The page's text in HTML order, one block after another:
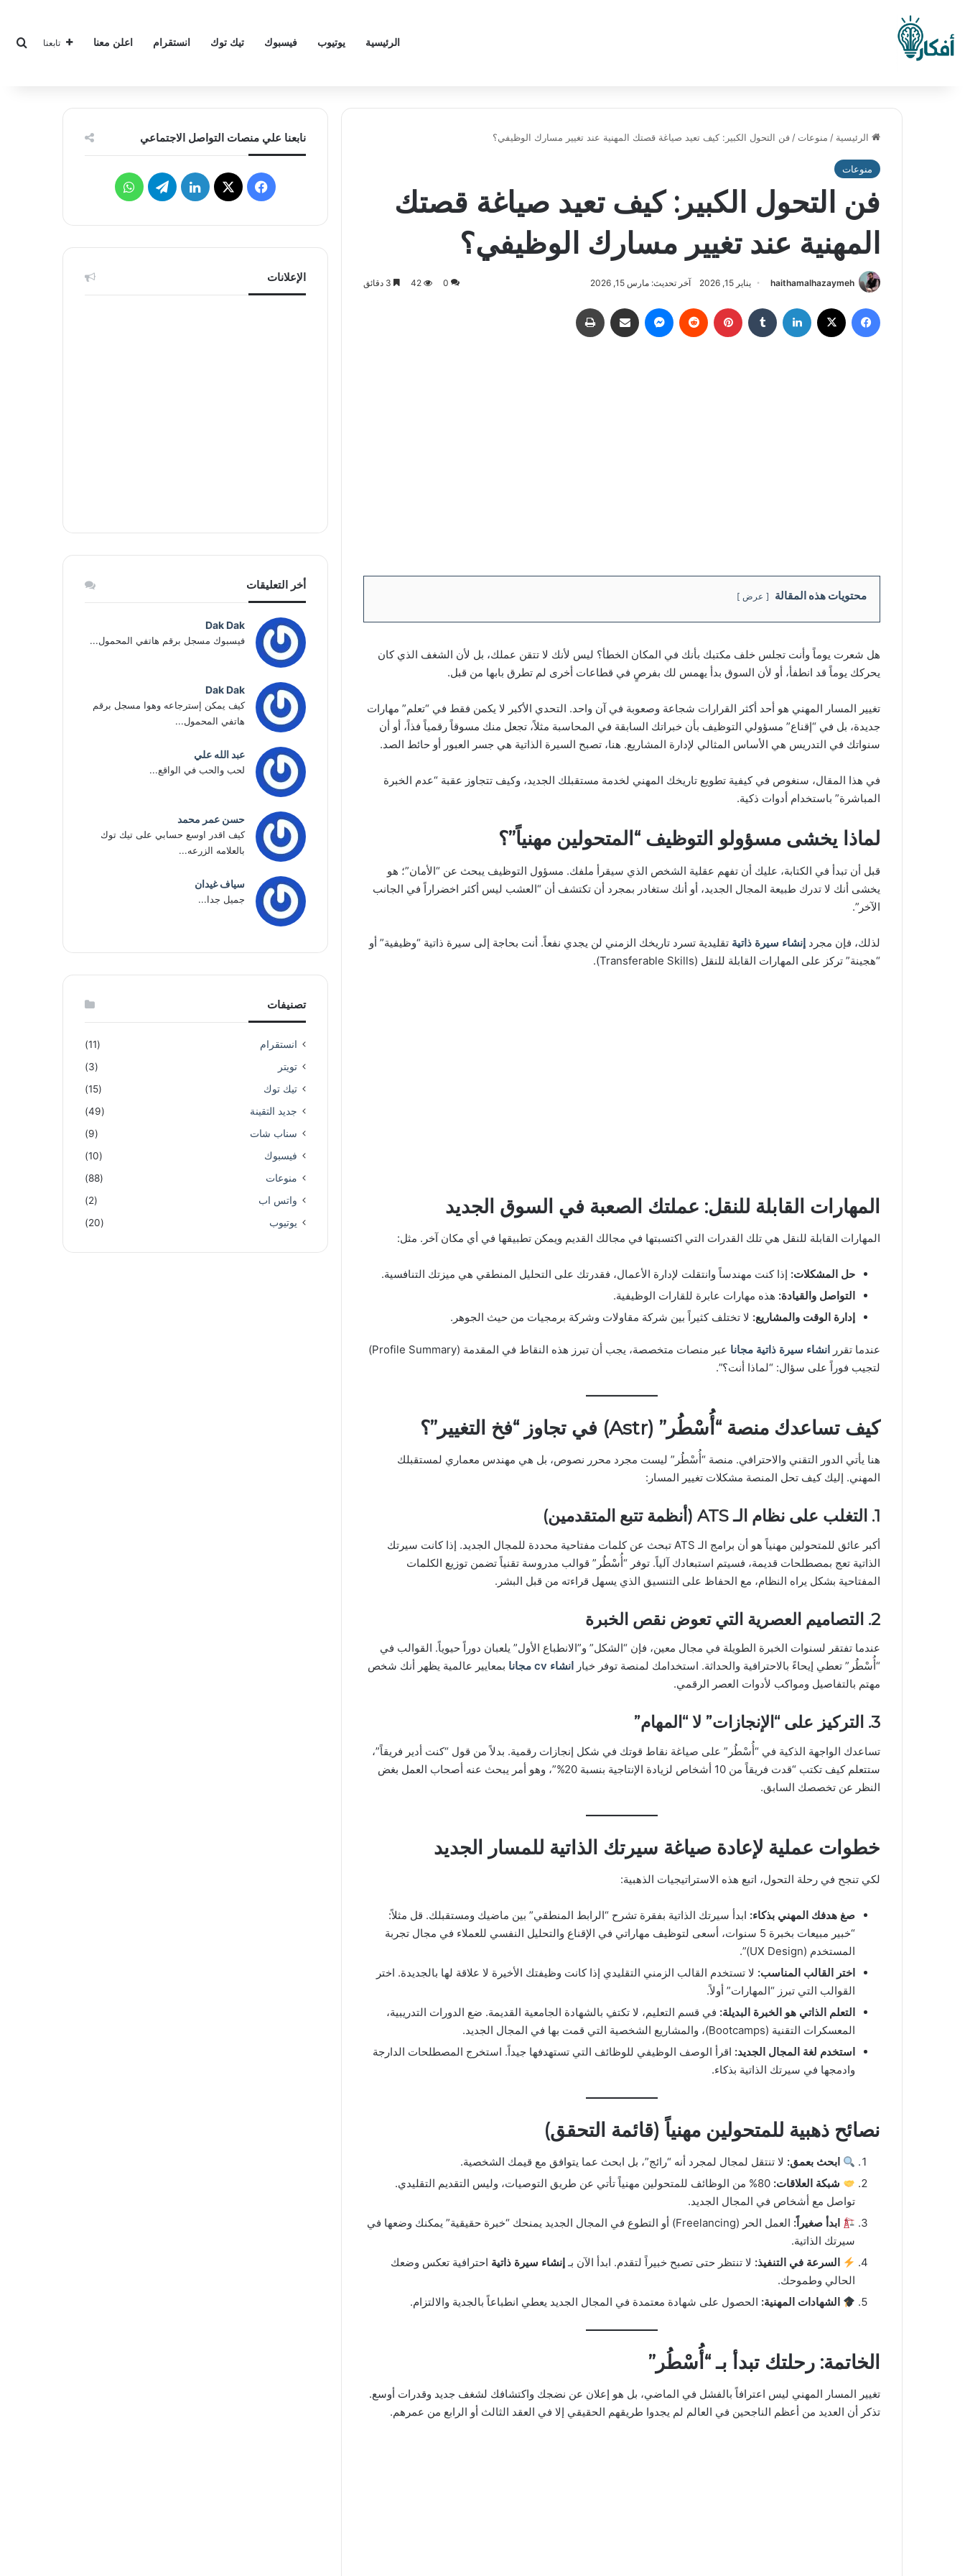
الرئيسية يوتيوب فيسبوك تيك توك انستقرام اعلن معنا تابعنا
الرئيسية / منوعات / فن التحول الكبير: كيف تعيد صياغة قصتك المهنية عند تغيير مسارك الوظيفي؟
منوعات
فن التحول الكبير: كيف تعيد صياغة قصتك
المهنية عند تغيير مسارك الوظيفي؟
haithamalhazaymeh يناير 15, 2026 آخر تحديث: مارس 15, 2026 0
42
فيسبوك لينكدإن بينتيريست ماسنجر مشاركة عبر البريد
محتويات هذه المقالة عرض
هل شعرت يوماً وأنت تجلس خلف مكتبك بأنك في المكان الخطأ؟ ليس لأنك لا تتقن عملك، بل لأن الشغف الذي كان
يحركك يوماً قد انطفأ، أو لأن السوق بدأ يهمس لك بفرصٍ في قطاعات أخرى لم تطرق بابها من قبل.
تغيير المسار المهني هو أحد أكثر القرارات شجاعة وصعوبة في آن واحد. التحدي الأكبر لا يكمن فقط في “تعلم” مهارات
جديدة، بل في “إقناع” مسؤولي التوظيف بأن خبراتك السابقة في المحاسبة مثلاً، تجعل منك مسوقاً رقمياً فذاً، أو أن
سنواتك في التدريس هي الأساس المثالي لإدارة المشاريع. هنا، تصبح السيرة الذاتية هي جسر العبور أو حائط الصد.
في هذا المقال، سنغوص في كيفية تطويع تاريخك المهني لخدمة مستقبلك الجديد، وكيف تتجاوز عقبة “عدم الخبرة
المباشرة” باستخدام أدوات ذكية.
لماذا يخشى مسؤولو التوظيف “المتحولين مهنياً”؟
قبل أن تبدأ في الكتابة، عليك أن تفهم عقلية الشخص الذي سيقرأ ملفك. مسؤول التوظيف يبحث عن “الأمان”؛ هو
يخشى أنك لا تدرك طبيعة المجال الجديد، أو أنك ستغادر بمجرد أن تكتشف أن “العشب ليس أكثر اخضراراً في الجانب
الآخر”.
لذلك، فإن مجرد إنشاء سيرة ذاتية تقليدية تسرد تاريخك الزمني لن يجدي نفعاً. أنت بحاجة إلى سيرة ذاتية “وظيفية” أو
“هجينة” تركز على المهارات القابلة للنقل (Transferable Skills).
المهارات القابلة للنقل: عملتك الصعبة في السوق الجديد
المهارات القابلة للنقل هي تلك القدرات التي اكتسبتها في مجالك القديم ويمكن تطبيقها في أي مكان آخر. مثل:
حل المشكلات: إذا كنت مهندساً وانتقلت لإدارة الأعمال، فقدرتك على التحليل المنطقي هي ميزتك التنافسية.
التواصل والقيادة: هذه مهارات عابرة للقارات الوظيفية.
إدارة الوقت والمشاريع: لا تختلف كثيراً بين شركة مقاولات وشركة برمجيات من حيث الجوهر.
عندما تقرر انشاء سيرة ذاتية مجانا
عبر منصات متخصصة، يجب أن تبرز هذه النقاط في المقدمة (Profile Summary)
لتجيب فوراً على سؤال: “لماذا أنت؟”.
كيف تساعدك منصة “أُسْطُر” (Astr) في تجاوز “فخ التغيير”؟
هنا يأتي الدور التقني والاحترافي. منصة “أُسْطُر” ليست مجرد محرر نصوص، بل هي مهندس معماري لمستقبلك
المهني. إليك كيف تحل المنصة مشكلات تغيير المسار:
1. التغلب على نظام الـ ATS (أنظمة تتبع المتقدمين)
أكبر عائق للمتحولين مهنياً هو أن برامج الـ ATS تبحث عن كلمات مفتاحية محددة للمجال الجديد. إذا كانت سيرتك
الذاتية تعج بمصطلحات قديمة، فسيتم استبعادك آلياً. توفر “أُسْطُر” قوالب مدروسة تقنياً تضمن توزيع الكلمات
المفتاحية بشكل يراه النظام، مع الحفاظ على التنسيق الذي يسهل قراءته من قبل البشر.
2. التصاميم العصرية التي تعوض نقص الخبرة
عندما تفتقر لسنوات الخبرة الطويلة في مجال معين، فإن “الشكل” و”الانطباع الأول” يلعبان دوراً حيوياً. القوالب في
“أُسْطُر” تعطي إيحاءً بالاحترافية والحداثة. استخدامك لمنصة توفر خيار
انشاء مجانا بمعايير عالمية يظهر أنك شخص
مهتم بالتفاصيل ومواكب لأدوات العصر الرقمي.
3. التركيز على “الإنجازات” لا “المهام”
تساعدك الواجهة الذكية في “أُسْطُر” على صياغة نقاط قوتك في شكل إنجازات رقمية. بدلاً من قول “كنت أدير فريقاً”،
ستتعلم كيف تكتب “قدت فريقاً من 10 أشخاص لزيادة الإنتاجية بنسبة 20%”، وهو أمر يبحث عنه أصحاب العمل بغض
النظر عن تخصصك السابق.
خطوات عملية لإعادة صياغة سيرتك الذاتية للمسار الجديد
لكي تنجح في رحلة التحول، اتبع هذه الاستراتيجيات الذهبية:
صغ هدفك المهني بذكاء: ابدأ سيرتك الذاتية بفقرة تشرح “الرابط المنطقي” بين ماضيك ومستقبلك. قل مثلاً:
“خبير مبيعات بخبرة 5 سنوات، أسعى لتوظيف مهاراتي في الإقناع والتحليل النفسي للعملاء في مجال تجربة
المستخدم (UX Design)”.
اختر القالب المناسب: لا تستخدم القالب الزمني التقليدي إذا كانت وظيفتك الأخيرة لا علاقة لها بالجديدة. اختر
القوالب التي تبرز “المهارات” أولاً.
التعلم الذاتي هو الخبرة البديلة: في قسم التعليم، لا تكتفِ بالشهادة الجامعية القديمة. ضع الدورات التدريبية،
المعسكرات التقنية (Bootcamps)، والمشاريع الشخصية التي قمت بها في المجال الجديد.
استخدم لغة المجال الجديد: اقرأ الوصف الوظيفي للوظائف التي تستهدفها جيداً. استخرج المصطلحات الدارجة
وادمجها في سيرتك الذاتية بذكاء.
نصائح ذهبية للمتحولين مهنياً (قائمة التحقق)
ابحث بعمق: لا تنتقل لمجال لمجرد أنه “رائج”، بل ابحث عما يتوافق مع قيمك الشخصية.
شبكة العلاقات:
80% من الوظائف للمتحولين مهنياً تأتي عن طريق التوصيات، وليس التقديم التقليدي.
تواصل مع أشخاص في المجال الجديد.
ابدأ صغيراً:
العمل الحر (Freelancing) أو التطوع في المجال الجديد يمنحك “خبرة حقيقية” يمكنك وضعها في
سيرتك الذاتية.
السرعة في التنفيذ: لا تنتظر حتى تصبح خبيراً لتقدم. ابدأ الآن بـإنشاء سيرة ذاتية احترافية تعكس وضعك
الحالي وطموحك.
الشهادات المهنية: الحصول على شهادة معتمدة في المجال الجديد يعطي انطباعاً بالجدية والالتزام.
الخاتمة: رحلتك تبدأ بـ “أُسْطُر”
تغيير المسار المهني ليس اعترافاً بالفشل في الماضي، بل هو إعلان عن نضجك واكتشافك لشغف جديد وقدرات أوسع.
تذكر أن العديد من أعظم الناجحين في العالم لم يجدوا طريقهم الحقيقي إلا في العقد الثالث أو الرابع من عمرهم.
نابعنا علي منصات التواصل الاجتماعي
فيسبوك
‫X لينكدإنتيلقرامواتساب
الإعلانات
أخر التعليقات
Dak Dak
فيسبوك مسجل برقم هاتفي المحمول...
Dak Dak
كيف يمكن إسترجاعه وهوا مسجل برقم
هاتفي المحمول...
عبد الله علي
لحب والحب في الواقع...
حسن عمر محمد
كيف اقدر اوسع حسابي على تيك توك
بالعلامه الزرعه...
سياف غيدان
جميل جدا...
تصنيفات
انستقرام
(11)
تويتر
(3)
تيك توك
(15)
جديد التقينة
(49)
سناب شات
(9)
فيسبوك
(10)
منوعات
(88)
واتس اب
(2)
يوتيوب
(20)